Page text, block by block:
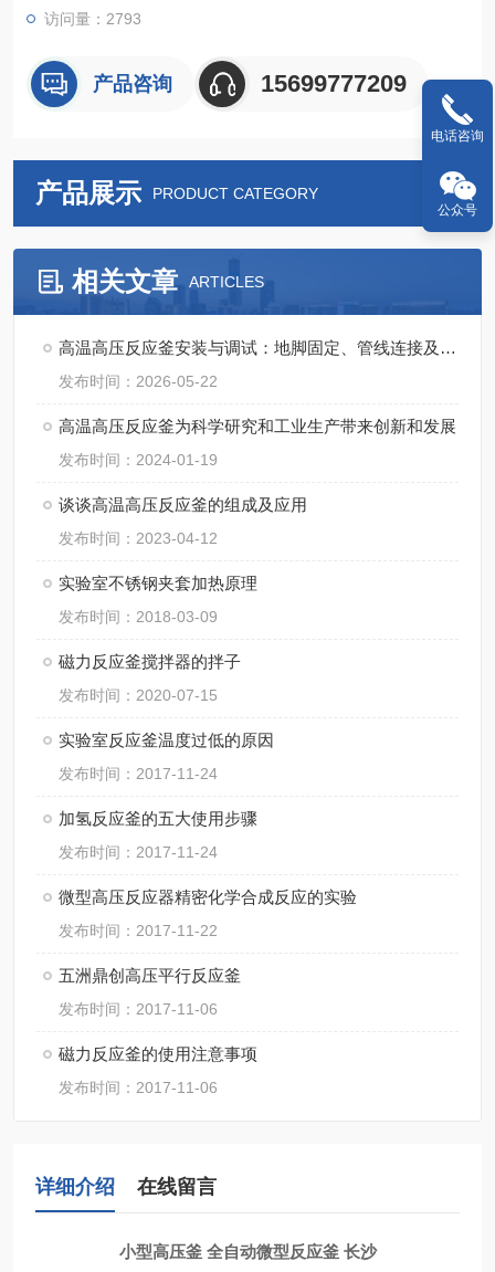
访问量：2793
产品咨询 15699777209
产品展示 PRODUCT CATEGORY
相关文章 ARTICLES
高温高压反应釜安装与调试：地脚固定、管线连接及试压流程
发布时间：2026-05-22
高温高压反应釜为科学研究和工业生产带来创新和发展
发布时间：2024-01-19
谈谈高温高压反应釜的组成及应用
发布时间：2023-04-12
实验室不锈钢夹套加热原理
发布时间：2018-03-09
磁力反应釜搅拌器的拌子
发布时间：2020-07-15
实验室反应釜温度过低的原因
发布时间：2017-11-24
加氢反应釜的五大使用步骤
发布时间：2017-11-24
微型高压反应器精密化学合成反应的实验
发布时间：2017-11-22
五洲鼎创高压平行反应釜
发布时间：2017-11-06
磁力反应釜的使用注意事项
发布时间：2017-11-06
详细介绍 在线留言
小型高压釜 全自动微型反应釜 长沙
电话咨询
公众号